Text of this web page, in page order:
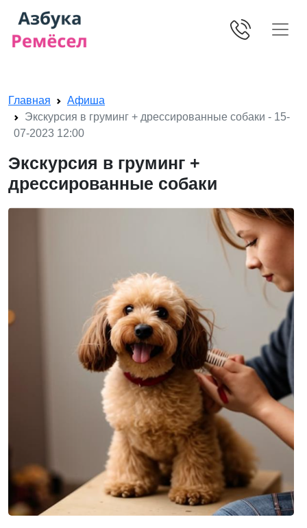
Главная
Афиша
Экскурсия в груминг + дрессированные собаки - 15-
07-2023 12:00
Экскурсия в груминг +
дрессированные собаки